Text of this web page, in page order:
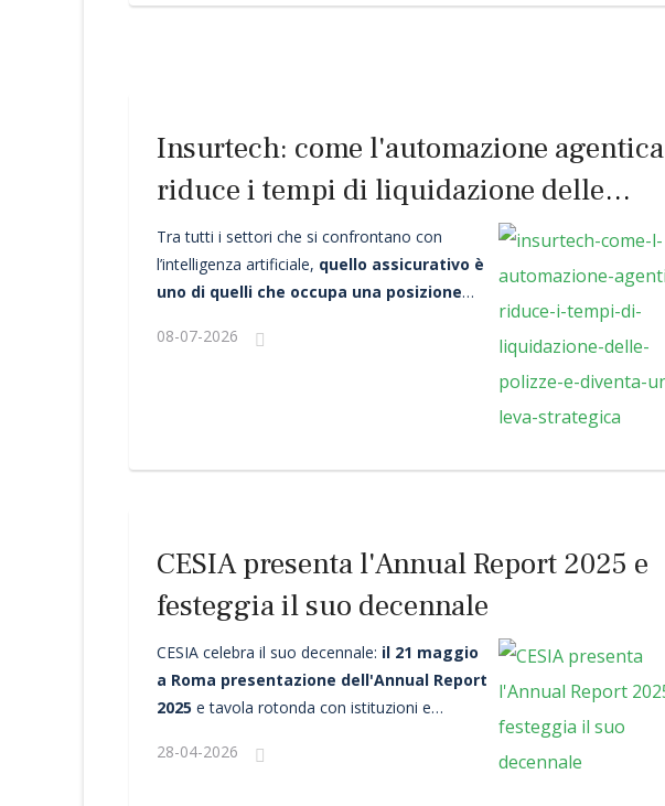
temi che stanno trasformando il mercato
Insurtech: come l'automazione agentica
riduce i tempi di liquidazione delle
polizze e diventa una leva strategica
Tra tutti i settori che si confrontano con
l’intelligenza artificiale, quello assicurativo è
uno di quelli che occupa una posizione
tratta, ma per la natura di questo comparto e
08-07-2026
CESIA presenta l'Annual Report 2025 e
festeggia il suo decennale
CESIA celebra il suo decennale: il 21 maggio
a Roma presentazione dell'Annual Report
2025 e tavola rotonda con istituzioni e
28-04-2026